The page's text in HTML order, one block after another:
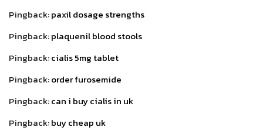
Pingback:paxil dosage strengths
Pingback:plaquenil blood stools
Pingback:cialis 5mg tablet
Pingback:order furosemide
Pingback:can i buy cialis in uk
Pingback:buy cheap uk